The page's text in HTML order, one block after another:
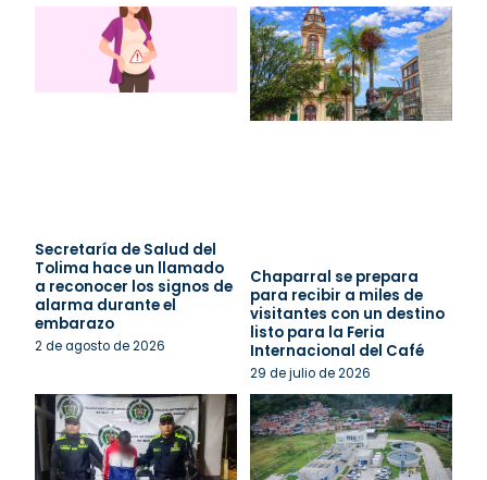
Secretaría de Salud del
Tolima hace un llamado
a reconocer los signos de
alarma durante el
embarazo
2 de agosto de 2026
Chaparral se prepara
para recibir a miles de
visitantes con un destino
listo para la Feria
Internacional del Café
29 de julio de 2026